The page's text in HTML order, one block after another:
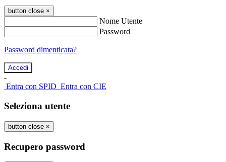
button close ×
Nome Utente
Password
Password dimenticata?
-
Entra con SPID Entra con CIE
Seleziona utente
button close ×
Recupero password